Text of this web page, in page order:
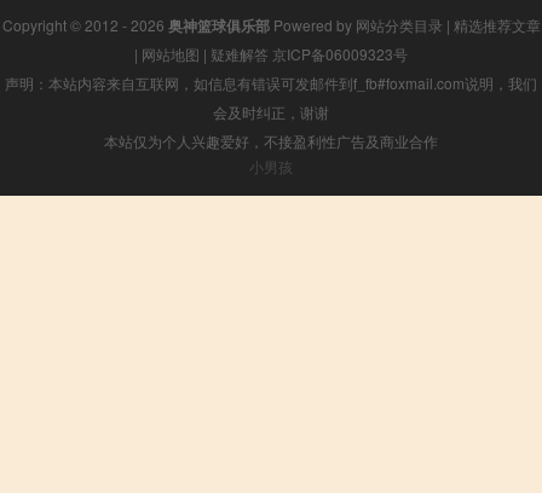
Copyright © 2012 - 2026 奥神篮球俱乐部Powered by 网站分类目录 | 精选推荐文章
| 网站地图 | 疑难解答 京ICP备06009323号
声明：本站内容来自互联网，如信息有错误可发邮件到f_fb#foxmail.com说明，我们
会及时纠正，谢谢
本站仅为个人兴趣爱好，不接盈利性广告及商业合作
小男孩